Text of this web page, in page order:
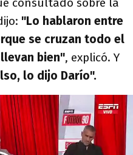
"Lo hablaron entre
se cruzan todo el
bien", explicó. Y
lo dijo Darío".